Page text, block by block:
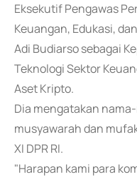
Eksekutif Pengawas
Keuangan, Edukasi,
Adi Budiarso sebagai
Teknologi Sektor
Aset Kripto.
Dia mengatakan
musyawarah dan
XI DPR RI.
"Harapan kami para